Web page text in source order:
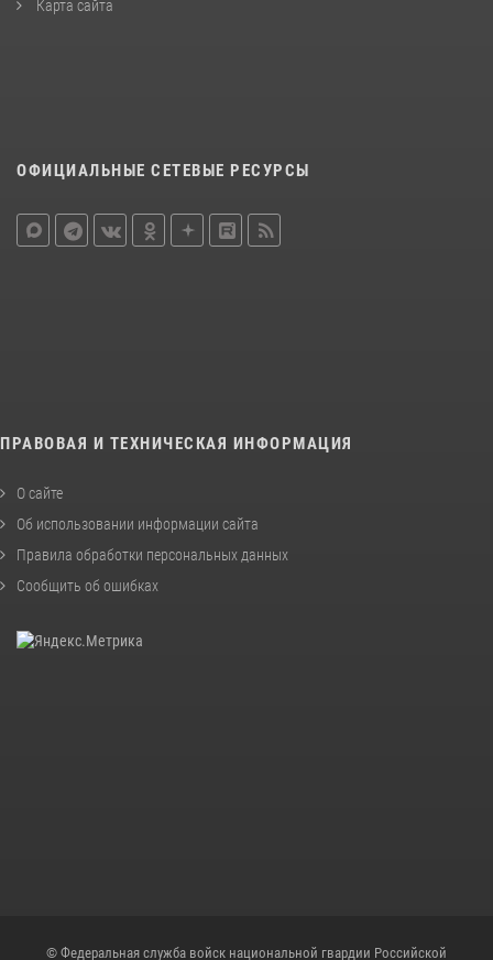
Карта сайта
ОФИЦИАЛЬНЫЕ СЕТЕВЫЕ РЕСУРСЫ
ПРАВОВАЯ И ТЕХНИЧЕСКАЯ ИНФОРМАЦИЯ
О сайте
Об использовании информации сайта
Правила обработки персональных данных
Сообщить об ошибках
© Федеральная служба войск национальной гвардии Российской